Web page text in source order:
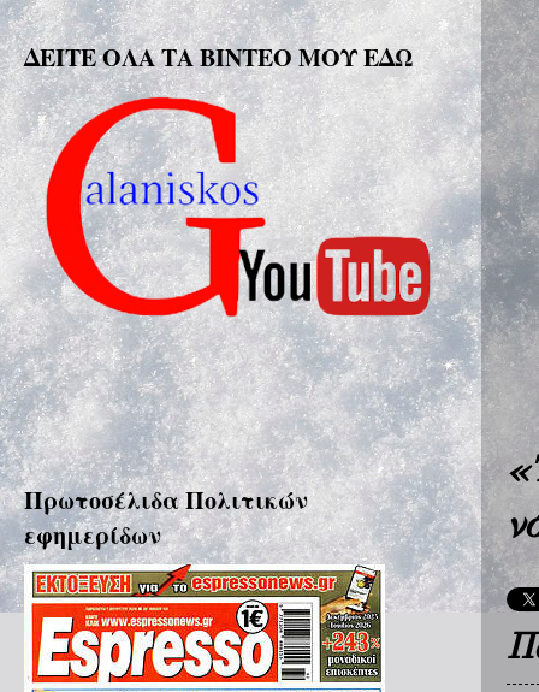
ΔΕΙΤΕ ΟΛΑ ΤΑ ΒΙΝΤΕΟ ΜΟΥ ΕΔΩ
Πρωτοσέλιδα Πολιτικών
εφημερίδων